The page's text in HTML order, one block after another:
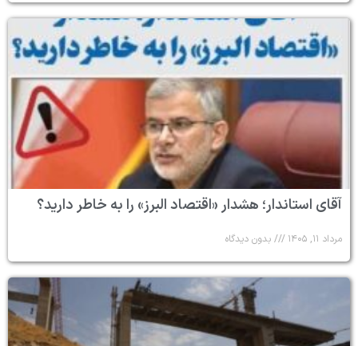
آقای استاندار؛ هشدار «اقتصاد البرز» را به خاطر دارید؟
مرداد ۱۱, ۱۴۰۵ بدون دیدگاه